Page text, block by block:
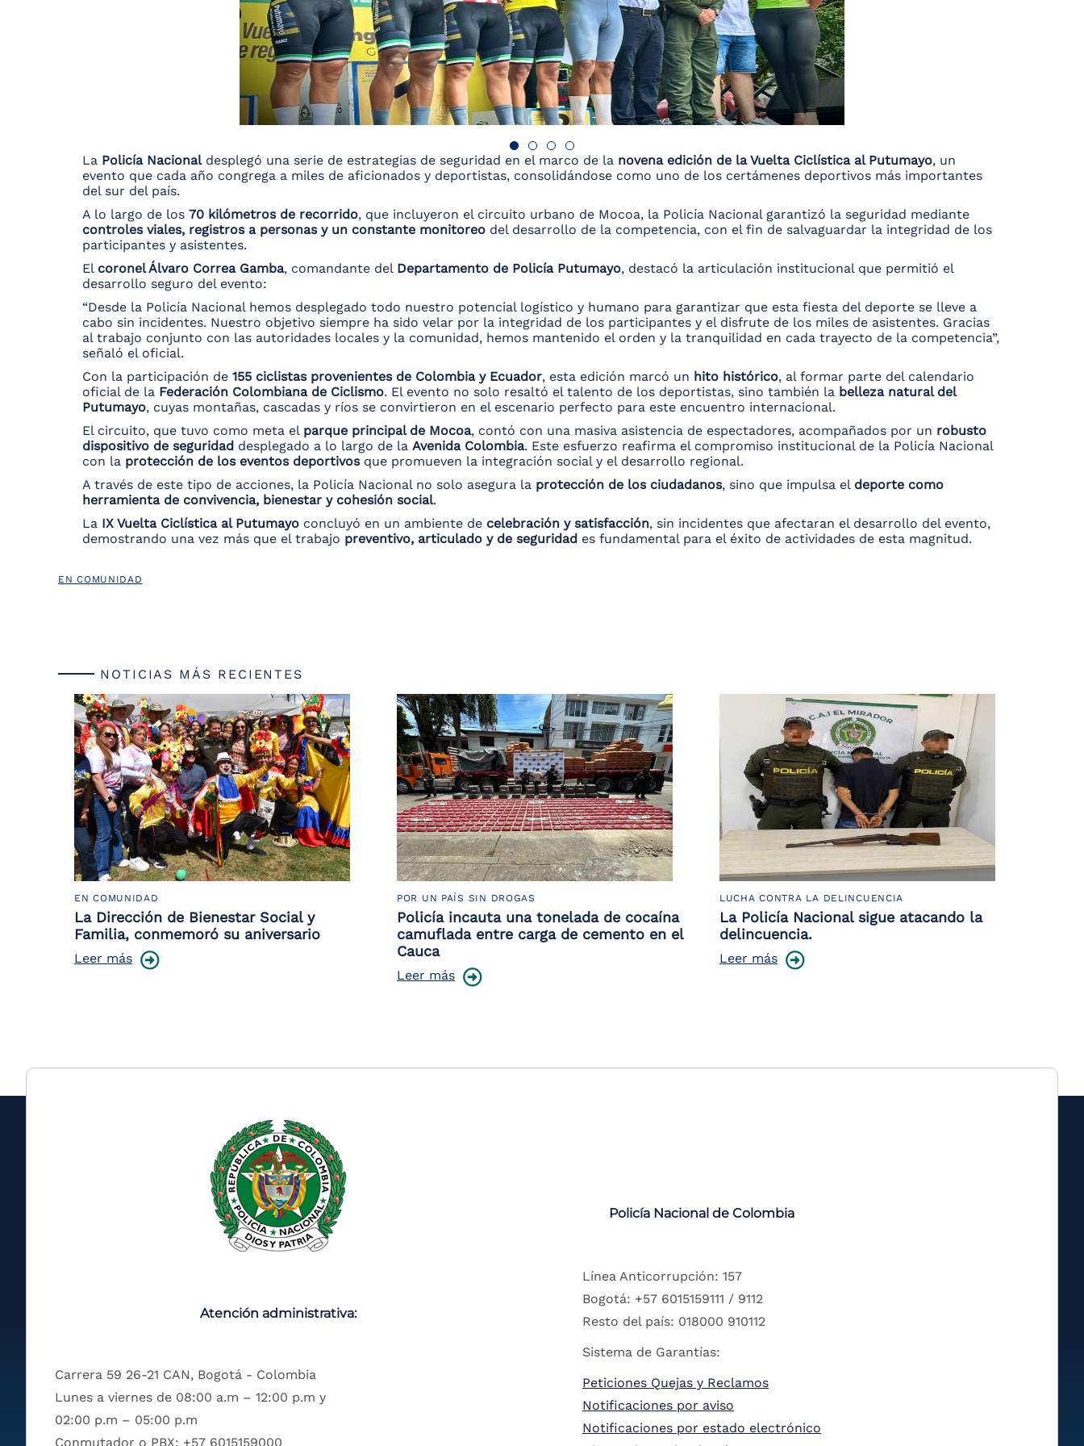
La Policía Nacionaldesplegó una serie de estrategias de seguridad en el marco de la novena edición de la Vuelta Ciclística al Putumayo, un
evento que cada año congrega a miles de aficionados y deportistas, consolidándose como uno de los certámenes deportivos más importantes
del sur del país.
A lo largo de los 70 kilómetros de recorrido, que incluyeron el circuito urbano de Mocoa, la Policía Nacional garantizó la seguridad mediante
controles viales, registros a personas y un constante monitoreo del desarrollo de la competencia, con el fin de salvaguardar la integridad de los
participantes y asistentes.
El coronel Álvaro Correa Gamba, comandante del Departamento de Policía Putumayo, destacó la articulación institucional que permitió el
desarrollo seguro del evento:
“Desde la Policía Nacional hemos desplegado todo nuestro potencial logístico y humano para garantizar que esta fiesta del deporte se lleve a
cabo sin incidentes. Nuestro objetivo siempre ha sido velar por la integridad de los participantes y el disfrute de los miles de asistentes. Gracias
al trabajo conjunto con las autoridades locales y la comunidad, hemos mantenido el orden y la tranquilidad en cada trayecto de la competencia”,
señaló el oficial.
Con la participación de 155 ciclistas provenientes de Colombia y Ecuador, esta edición marcó un hito histórico, al formar parte del calendario
oficial de la Federación Colombiana de Ciclismo. El evento no solo resaltó el talento de los deportistas, sino también la belleza natural del
Putumayo, cuyas montañas, cascadas y ríos se convirtieron en el escenario perfecto para este encuentro internacional.
El circuito, que tuvo como meta el parque principal de Mocoa, contó con una masiva asistencia de espectadores, acompañados por un robusto
dispositivo de seguridad desplegado a lo largo de la Avenida Colombia. Este esfuerzo reafirma el compromiso institucional de la Policía Nacional
con la protección de los eventos deportivosque promueven la integración social y el desarrollo regional.
A través de este tipo de acciones, la Policía Nacional no solo asegura la protección de los ciudadanos, sino que impulsa el deporte como
herramienta de convivencia, bienestar y cohesión social.
La IX Vuelta Ciclística al Putumayo concluyó en un ambiente de celebración y satisfacción, sin incidentes que afectaran el desarrollo del evento,
demostrando una vez más que el trabajo preventivo, articulado y de seguridad es fundamental para el éxito de actividades de esta magnitud.
EN COMUNIDAD
NOTICIAS MÁS RECIENTES
EN COMUNIDAD
La Dirección de Bienestar Social y
Familia, conmemoró su aniversario
Leer más
POR UN PAÍS SIN DROGAS
Policía incauta una tonelada de cocaína
camuflada entre carga de cemento en el
Cauca
Leer más
LUCHA CONTRA LA DELINCUENCIA
La Policía Nacional sigue atacando la
delincuencia.
Leer más
Atención administrativa:
Carrera 59 26-21 CAN, Bogotá - Colombia
Lunes a viernes de 08:00 a.m – 12:00 p.m y
02:00 p.m – 05:00 p.m
Conmutador o PBX: +57 6015159000
Policía Nacional de Colombia
Línea Anticorrupción: 157
Bogotá: +57 6015159111 / 9112
Resto del país: 018000 910112
Sistema de Garantías:
Peticiones Quejas y Reclamos
Notificaciones por aviso
Notificaciones por estado electrónico